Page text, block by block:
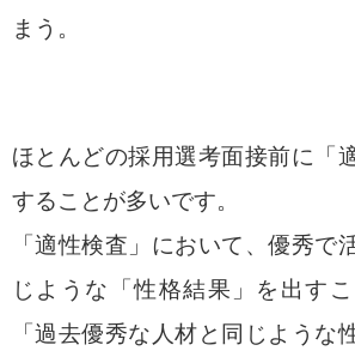
まう。
ほとんどの採用選考面接前に「
することが多いです。
「適性検査」において、優秀で
じような「性格結果」を出すこ
「過去優秀な人材と同じような